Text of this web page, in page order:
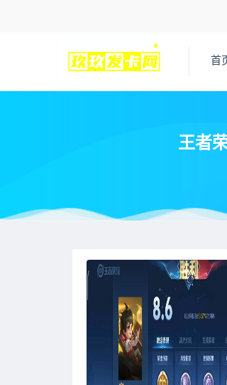
首
王者
当前位置： 王者荣耀辅助网 > 最近更新